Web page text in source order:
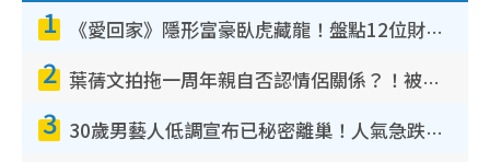
1 《愛回家》隱形富豪臥虎藏龍！盤點12位財氣逼人的有錢藝人：呢位靚女3億身家唔憂做
2 葉蒨文拍拖一周年親自否認情侶關係？！被質疑感情造假竟稱GM「普通同事」
3 30歲男藝人低調宣布已秘密離巢！人氣急跌變失蹤人口︰「這幾年過得並不容易」